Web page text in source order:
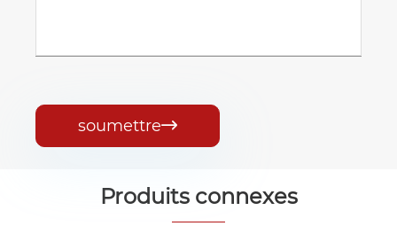
soumettre
Produits connexes